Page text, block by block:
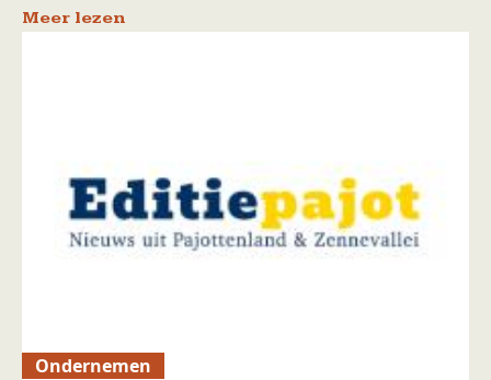
Meer lezen
Ondernemen